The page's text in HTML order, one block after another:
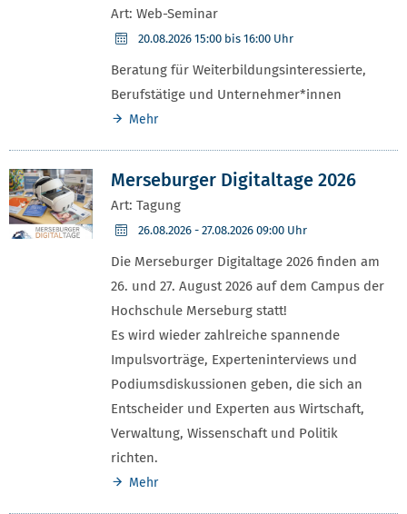
Art: Web-Seminar
20.08.2026 15:00 bis 16:00 Uhr
Beratung für Weiterbildungsinteressierte,
Berufstätige und Unternehmer*innen
Mehr
Merseburger Digitaltage 2026
Art: Tagung
26.08.2026 - 27.08.2026 09:00 Uhr
Die Merseburger Digitaltage 2026 finden am
26. und 27. August 2026 auf dem Campus der
Hochschule Merseburg statt!
Es wird wieder zahlreiche spannende
Impulsvorträge, Experteninterviews und
Podiumsdiskussionen geben, die sich an
Entscheider und Experten aus Wirtschaft,
Verwaltung, Wissenschaft und Politik
richten.
Mehr